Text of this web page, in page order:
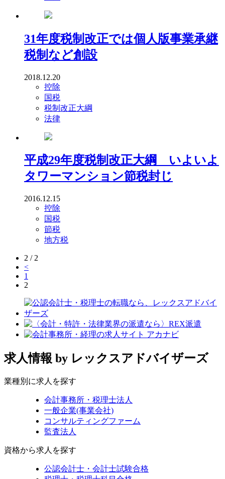
31年度税制改正では個人版事業承継
税制など創設
2018.12.20
控除
国税
税制改正大綱
法律
平成29年度税制改正大綱 いよいよ
タワーマンション節税封じ
2016.12.15
控除
国税
節税
地方税
2 / 2
<
1
2
求人情報 by レックスアドバイザーズ
業種別に求人を探す
会計事務所・税理士法人
一般企業(事業会社)
コンサルティングファーム
監査法人
資格から求人を探す
公認会計士・会計士試験合格